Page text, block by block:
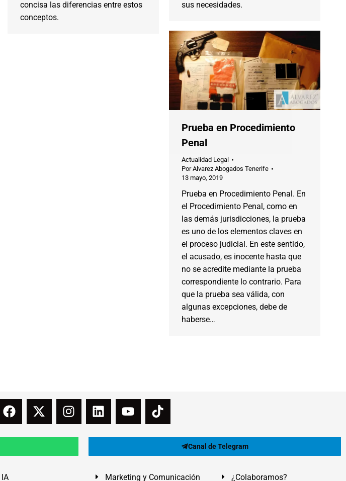
concisa las diferencias entre estos
conceptos.
sus necesidades.
Prueba en Procedimiento
Penal
Actualidad Legal
PorAlvarez Abogados Tenerife
13 mayo, 2019
Prueba en Procedimiento Penal. En
el Procedimiento Penal, como en
las demás jurisdicciones, la prueba
es uno de los elementos claves en
el proceso judicial. En este sentido,
el acusado, es inocente hasta que
no se acredite mediante la prueba
correspondiente lo contrario. Para
que la prueba sea válida, con
algunas excepciones, debe de
haberse…
Canal de Telegram
Marketing y Comunicación ¿Colaboramos?